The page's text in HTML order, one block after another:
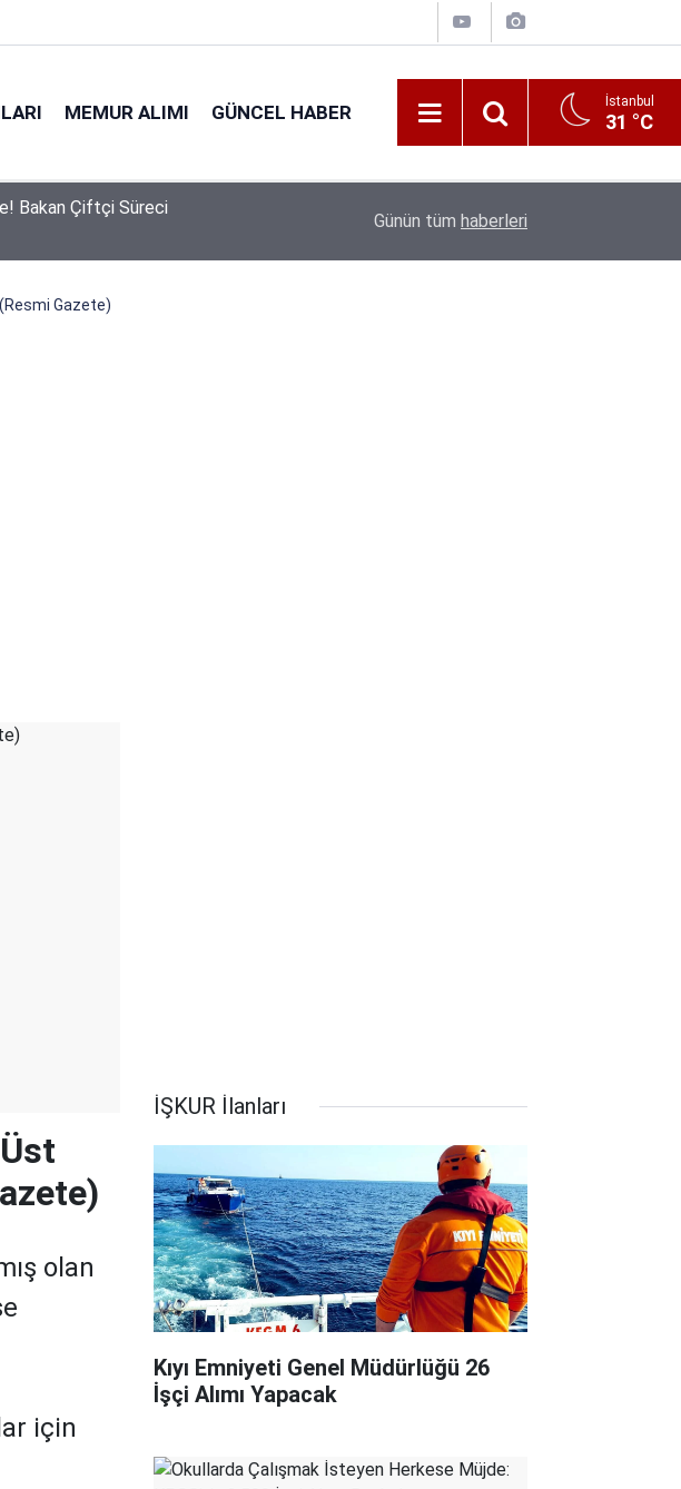
MEMUR ALIMI GÜNCEL HABER İstanbul
31 °C
Son Gün Yarın Kıyı Emniyeti Genel Müdürlüğü 26 İşçi Alımı
Günün tüm haberleri
Gazete)
olan
için
İŞKUR İlanları
Kıyı Emniyeti Genel Müdürlüğü 26
İşçi Alımı Yapacak